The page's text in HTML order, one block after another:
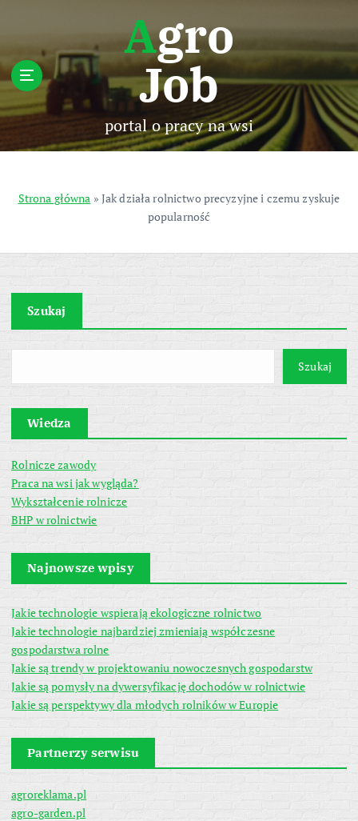
p
t
c
n
Agro
Job
portal o pracy na wsi
Strona główna » Jak działa rolnictwo precyzyjne i czemu zyskuje
popularność
Szukaj
Szukaj
Wiedza
Rolnicze zawody
Praca na wsi jak wygląda?
Wykształcenie rolnicze
BHP w rolnictwie
Najnowsze wpisy
Jakie technologie wspierają ekologiczne rolnictwo
Jakie technologie najbardziej zmieniają współczesne
gospodarstwa rolne
Jakie są trendy w projektowaniu nowoczesnych gospodarstw
Jakie są pomysły na dywersyfikację dochodów w rolnictwie
Jakie są perspektywy dla młodych rolników w Europie
Partnerzy serwisu
agroreklama.pl
agro-garden.pl